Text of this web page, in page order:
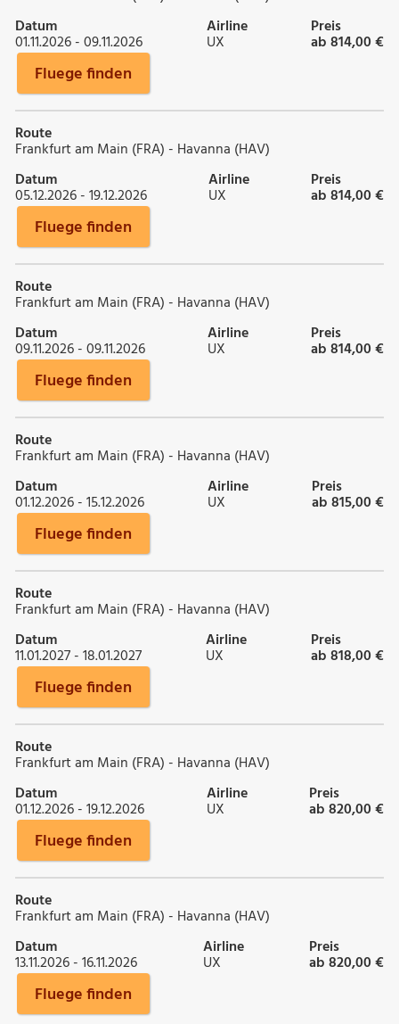
Datum
01.11.2026 - 09.11.2026
Airline
UX
Preis
ab 814,00 €
Fluege finden
Route
Frankfurt am Main (FRA) - Havanna (HAV)
Datum
05.12.2026 - 19.12.2026
Airline
UX
Preis
ab 814,00 €
Fluege finden
Route
Frankfurt am Main (FRA) - Havanna (HAV)
Datum
09.11.2026 - 09.11.2026
Airline
UX
Preis
ab 814,00 €
Fluege finden
Route
Frankfurt am Main (FRA) - Havanna (HAV)
Datum
01.12.2026 - 15.12.2026
Airline
UX
Preis
ab 815,00 €
Fluege finden
Route
Frankfurt am Main (FRA) - Havanna (HAV)
Datum
11.01.2027 - 18.01.2027
Airline
UX
Preis
ab 818,00 €
Fluege finden
Route
Frankfurt am Main (FRA) - Havanna (HAV)
Datum
01.12.2026 - 19.12.2026
Airline
UX
Preis
ab 820,00 €
Fluege finden
Route
Frankfurt am Main (FRA) - Havanna (HAV)
Datum
13.11.2026 - 16.11.2026
Airline
UX
Preis
ab 820,00 €
Fluege finden